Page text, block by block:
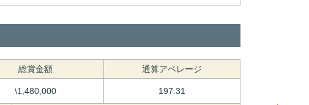
総賞金額 通算アベレージ
\1,480,000 197.31